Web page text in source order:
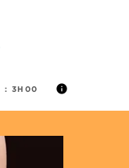
: 3H00 info